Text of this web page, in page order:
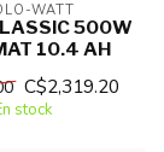
WATT
500W
10.4 AH
C$2,319.20
stock